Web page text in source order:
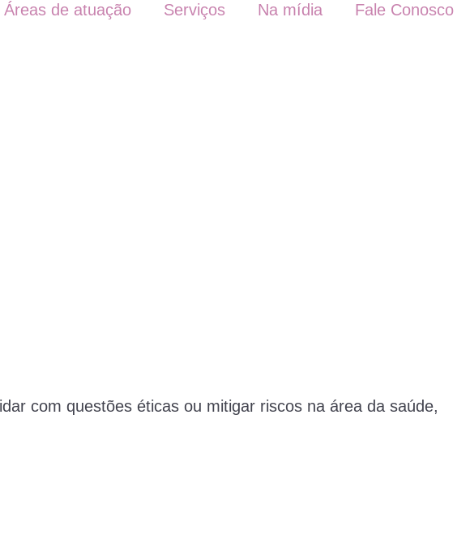
Áreas de atuação Serviços Na mídia Fale Conosco
com questões éticas ou mitigar riscos na área da saúde,